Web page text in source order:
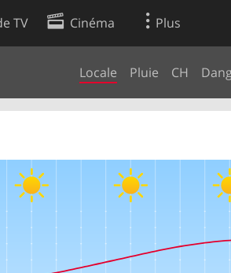
TV Cinéma Plus
Locale Pluie CH
Web